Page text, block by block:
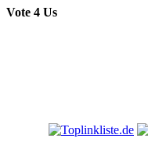
Vote 4 Us